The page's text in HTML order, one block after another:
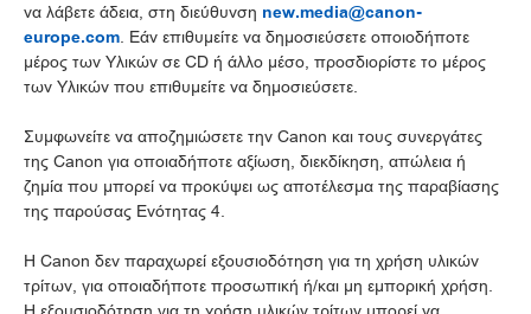
να λάβετε άδεια, στη διεύθυνση new.media@canon-
europe.com. Εάν επιθυμείτε να δημοσιεύσετε οποιοδήποτε
μέρος των Υλικών σε CD ή άλλο μέσο, προσδιορίστε το μέρος
των Υλικών που επιθυμείτε να δημοσιεύσετε.
Συμφωνείτε να αποζημιώσετε την Canon και τους συνεργάτες
της Canon για οποιαδήποτε αξίωση, διεκδίκηση, απώλεια ή
ζημία που μπορεί να προκύψει ως αποτέλεσμα της παραβίασης
της παρούσας Ενότητας 4.
Η Canon δεν παραχωρεί εξουσιοδότηση για τη χρήση υλικών
τρίτων, για οποιαδήποτε προσωπική ή/και μη εμπορική χρήση.